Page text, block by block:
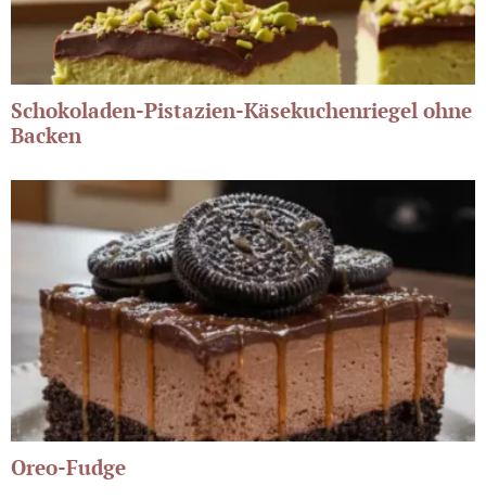
Schokoladen-Pistazien-Käsekuchenriegel ohne
Backen
Oreo-Fudge